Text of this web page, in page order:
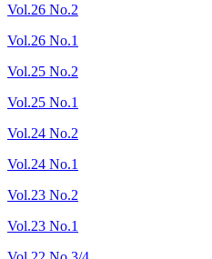
Vol.26 No.2
Vol.26 No.1
Vol.25 No.2
Vol.25 No.1
Vol.24 No.2
Vol.24 No.1
Vol.23 No.2
Vol.23 No.1